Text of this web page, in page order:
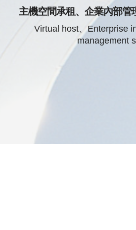
主機空間承租、企業內部管
Virtual host、Enterprise
management